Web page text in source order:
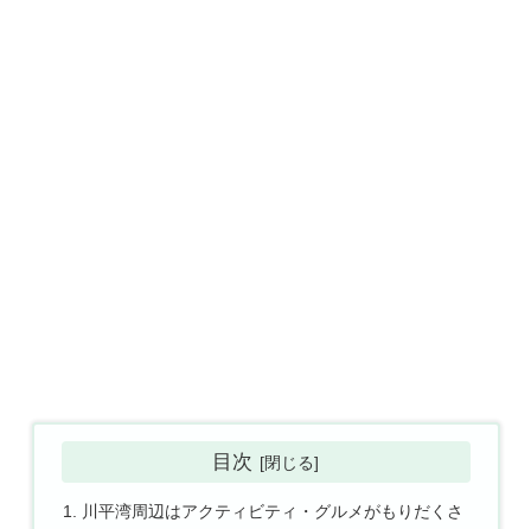
目次
川平湾周辺はアクティビティ・グルメがもりだくさ